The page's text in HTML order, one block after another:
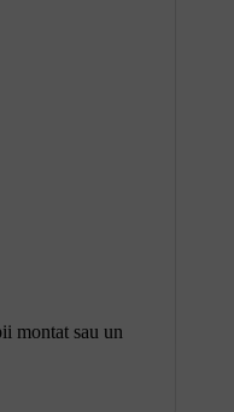
montat sau un